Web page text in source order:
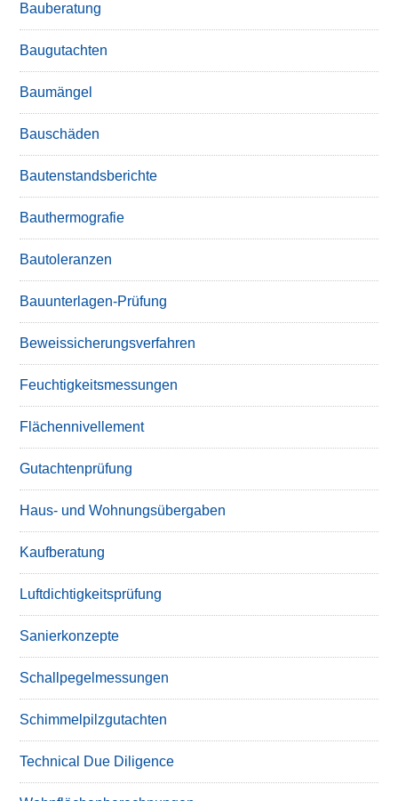
Bauberatung
Baugutachten
Baumängel
Bauschäden
Bautenstandsberichte
Bauthermografie
Bautoleranzen
Bauunterlagen-Prüfung
Beweissicherungsverfahren
Feuchtigkeitsmessungen
Flächennivellement
Gutachtenprüfung
Haus- und Wohnungsübergaben
Kaufberatung
Luftdichtigkeitsprüfung
Sanierkonzepte
Schallpegelmessungen
Schimmelpilzgutachten
Technical Due Diligence